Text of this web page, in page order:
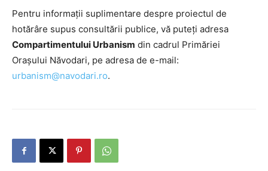
Pentru informații suplimentare despre proiectul de
hotărâre supus consultării publice, vă puteți adresa
Compartimentului Urbanism din cadrul Primăriei
Orașului Năvodari, pe adresa de e-mail:
urbanism@navodari.ro.